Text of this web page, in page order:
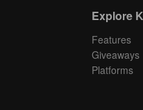
Explore
Features
Giveaways
Platforms